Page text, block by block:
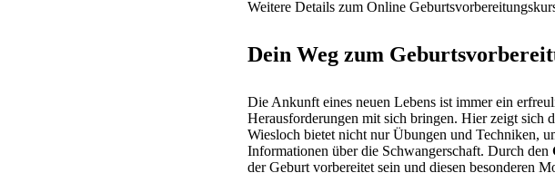
Weitere Details zum Online
Dein Weg zum
Die Ankunft eines neuen Lebens ist immer ein
Herausforderungen mit sich bringen. Hier zeigt sich
Wiesloch bietet nicht nur Übungen und Techniken,
Informationen über die Schwangerschaft. Durch den
der Geburt vorbereitet sein und diesen besonderen